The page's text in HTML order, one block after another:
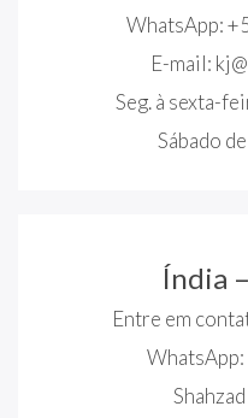
WhatsApp:
E-mail:
Seg. à sexta-
Sábado
Índia
Entre em